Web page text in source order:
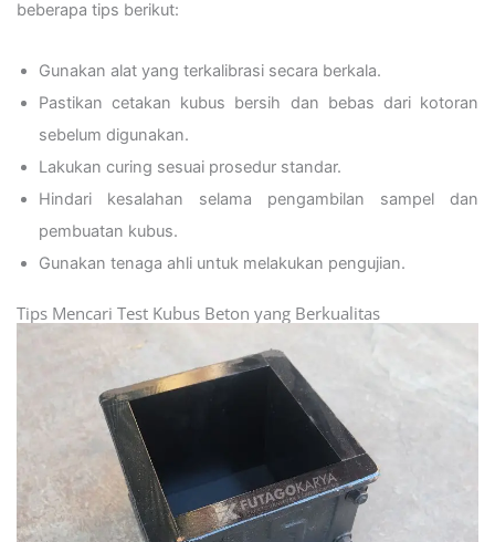
beberapa tips berikut:
Gunakan alat yang terkalibrasi secara berkala.
Pastikan cetakan kubus bersih dan bebas dari kotoran
sebelum digunakan.
Lakukan curing sesuai prosedur standar.
Hindari kesalahan selama pengambilan sampel dan
pembuatan kubus.
Gunakan tenaga ahli untuk melakukan pengujian.
Tips Mencari Test Kubus Beton yang Berkualitas